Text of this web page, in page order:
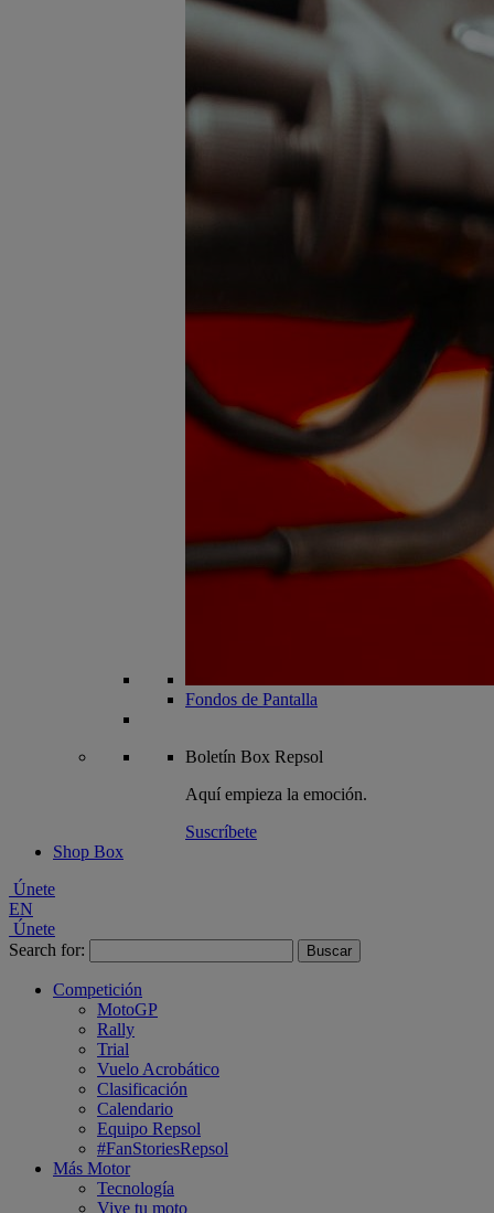
Fondos de Pantalla
Boletín Box Repsol
Aquí empieza la emoción.
Suscríbete
Shop Box
Únete
EN
Únete
Search for:
Competición
MotoGP
Rally
Trial
Vuelo Acrobático
Clasificación
Calendario
Equipo Repsol
#FanStoriesRepsol
Más Motor
Tecnología
Vive tu moto